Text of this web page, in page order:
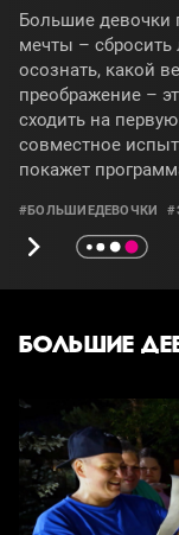
Большие девочки
мечты –
осознать, какой
преображение –
сходить на
совместное
покажет
#БОЛЬШИЕДЕВОЧКИ
БОЛЬШИЕ